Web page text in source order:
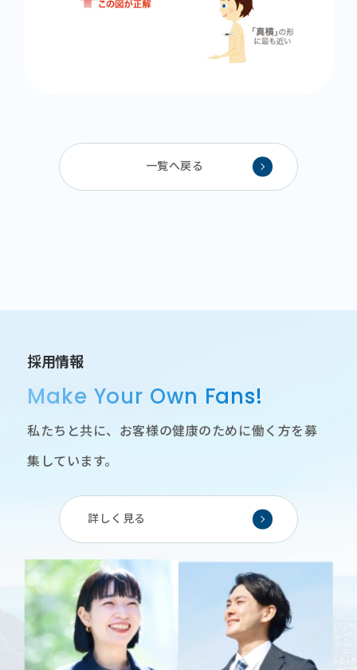
一覧へ戻る
採用情報
Make Your Own Fans!
私たちと共に、お客様の健康のために働く方を募
集しています。
詳しく見る